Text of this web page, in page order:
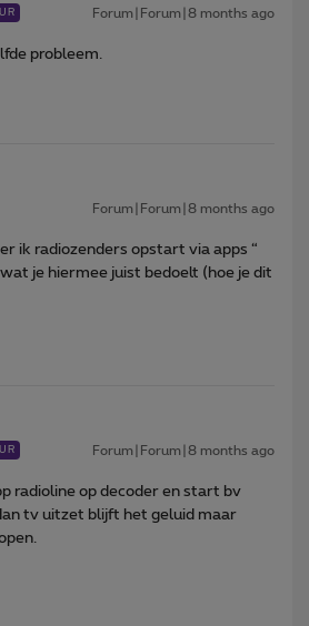
Forum|Forum|8 months ago
probleem.
Forum|Forum|8 months ago
ik radiozenders opstart via apps “
je hiermee juist bedoelt (hoe je dit
Forum|Forum|8 months ago
radioline op decoder en start bv
tv uitzet blijft het geluid maar